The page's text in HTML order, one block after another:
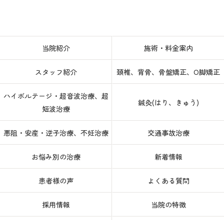
当院紹介 施術・料金案内
スタッフ紹介 頚椎、背骨、骨盤矯正、O脚矯正
ハイボルテージ・超音波治療、超
短波治療
鍼灸(はり、きゅう)
悪阻・安産・逆子治療、不妊治療 交通事故治療
お悩み別の治療 新着情報
患者様の声 よくある質問
採用情報 当院の特徴